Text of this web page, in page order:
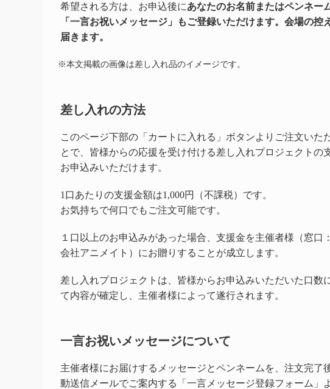
希望される方は、お申込後にあなたのお名前またはペンネー
「一言お祝いメッセージ」もご登録いただけます。会場の控
届きます。
※本文掲載の画像は差し入れ品のイメージです。
差し入れの方法
このページ下部の「カートに入れる」ボタンよりご注文いた
とで、皆様からの応援を受け付ける差し入れプロジェクトの
お申込みいただけます。
1口あたりの支援金額は1,000円（不課税）です。
お気持ちで何口でもご注文可能です。
１口以上のお申込みがあった場合、支援金を主催者様（窓口
会社アニメイト）にお贈りすることが成立します。
差し入れプロジェクトは、皆様からお申込みいただいた口数
て内容が確定し、主催者様によって遂行されます。
一言お祝いメッセージについて
主催者様にお届けするメッセージとペンネームを、注文完了
動送信メールでご案内する「一言メッセージ登録フォーム」